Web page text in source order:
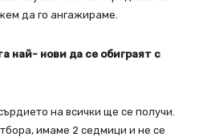
да го ангажираме.
най- нови да се обиграят с
на всички ще се получи.
имаме 2 седмици и не се